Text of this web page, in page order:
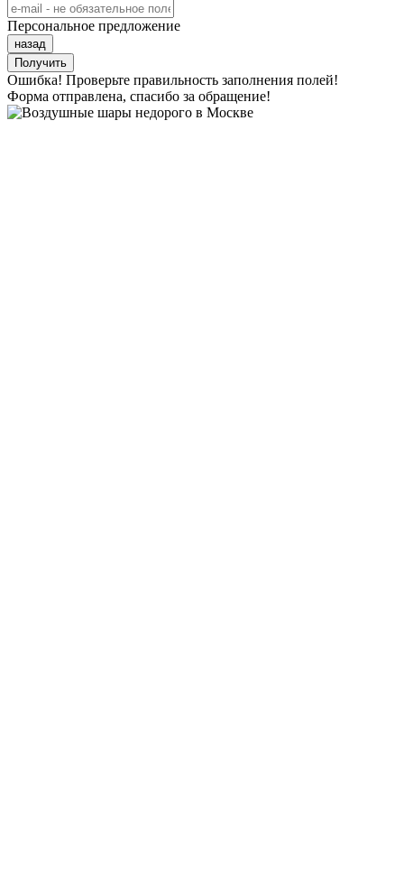
Персональное предложение
назад
Получить
Ошибка! Проверьте правильность заполнения полей!
Форма отправлена, спасибо за обращение!